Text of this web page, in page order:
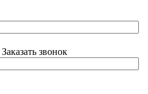
Заказать звонок